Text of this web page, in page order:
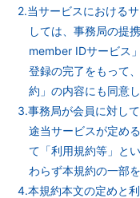
2.当サービスにおける
しては、事務局の提
member IDサービス
登録の完了をもって
約」の内容にも同意
3.事務局が会員に対し
途当サービスが定め
て「利用規約等」と
わらず本規約の一部
4.本規約本文の定めと